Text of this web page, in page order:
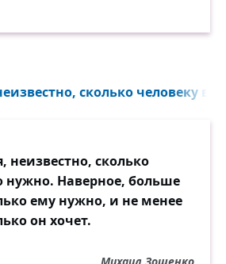
сколько человеку
неизвестно, сколько
нужно. Наверное, больше
ему нужно, и не менее
он хочет.